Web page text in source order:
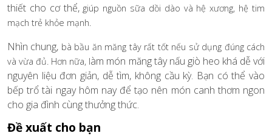
thiết cho cơ thể, giúp nguồn sữa dồi dào và hệ xương, hệ tim
mạch trẻ khỏe mạnh.
Nhìn chung, bà bầu ăn măng tây rất tốt nếu sử dụng đúng cách
và vừa đủ. Hơn nữa, làm món măng tây nấu giò heo khá dễ với
nguyên liệu đơn giản, dễ tìm, không cầu kỳ. Bạn có thể vào
bếp trổ tài ngay hôm nay để tạo nên món canh thơm ngon
cho gia đình cùng thưởng thức.
Đề xuất cho bạn